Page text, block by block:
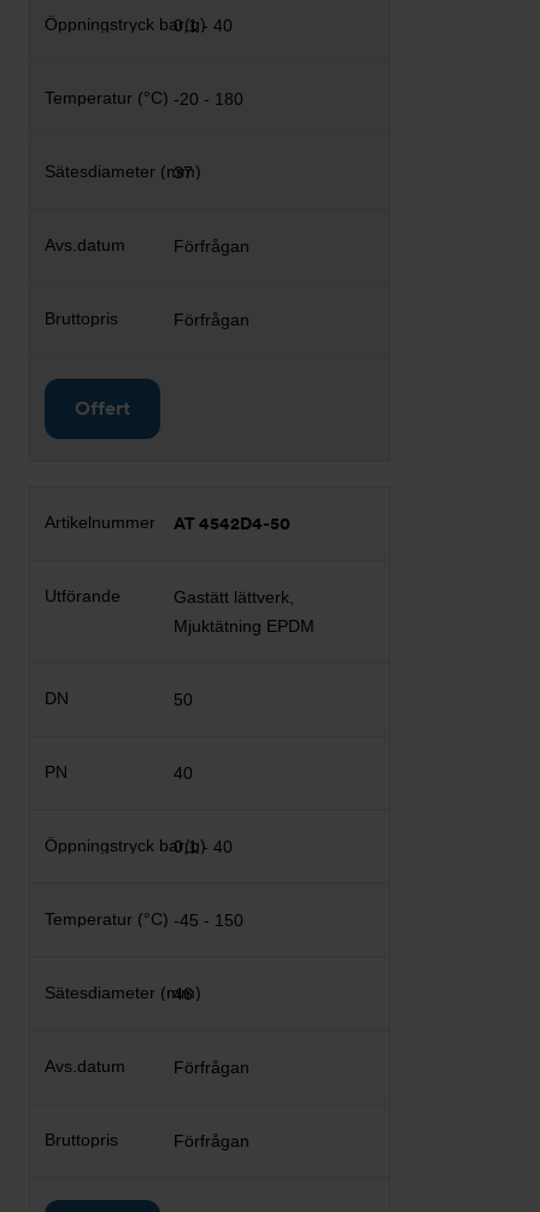
0,1 - 40
-20 - 180
37
Förfrågan
Förfrågan
Offert
AT 4542D4-50
Gastätt lättverk,
Mjuktätning EPDM
50
40
0,1 - 40
-45 - 150
46
Förfrågan
Förfrågan